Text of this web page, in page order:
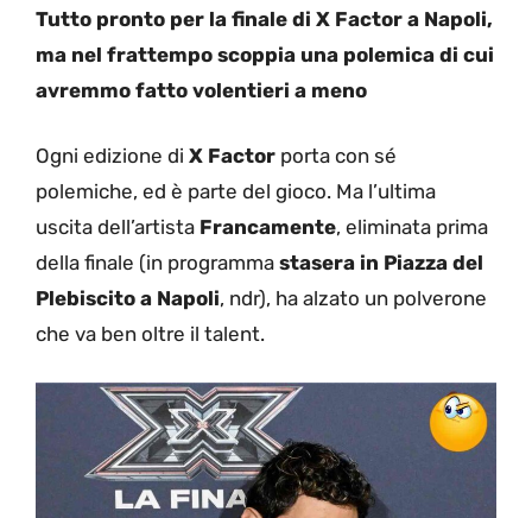
Tutto pronto per la finale di X Factor a Napoli,
ma nel frattempo scoppia una polemica di cui
avremmo fatto volentieri a meno
Ogni edizione di X Factor porta con sé
polemiche, ed è parte del gioco. Ma l’ultima
uscita dell’artista Francamente, eliminata prima
della finale (in programma stasera in Piazza del
Plebiscito a Napoli, ndr), ha alzato un polverone
che va ben oltre il talent.